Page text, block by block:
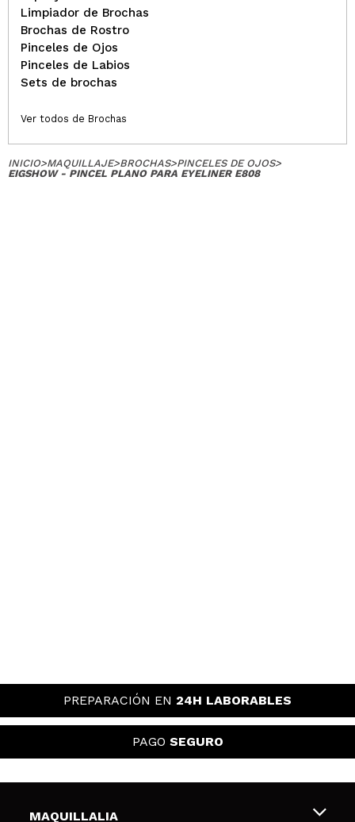
Limpiador de Brochas
Brochas de Rostro
Pinceles de Ojos
Pinceles de Labios
Sets de brochas
Ver todos de Brochas
INICIO>MAQUILLAJE>BROCHAS>PINCELES DE OJOS>
EIGSHOW - PINCEL PLANO PARA EYELINER E808
PREPARACIÓN EN 24H LABORABLES
PAGO SEGURO
MAQUILLALIA